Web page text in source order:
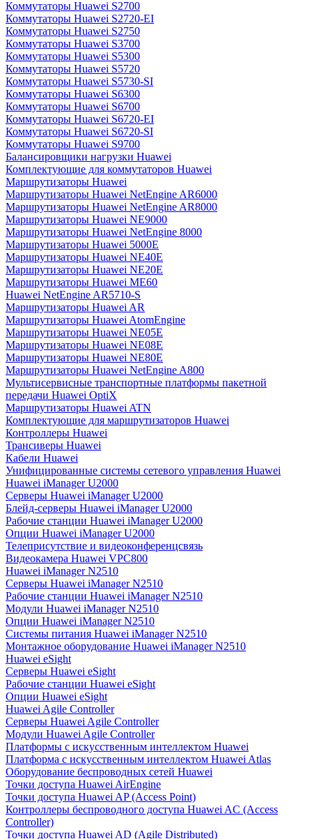
Коммутаторы Huawei S2700
Коммутаторы Huawei S2720-EI
Коммутаторы Huawei S2750
Коммутаторы Huawei S3700
Коммутаторы Huawei S5300
Коммутаторы Huawei S5720
Коммутаторы Huawei S5730-SI
Коммутаторы Huawei S6300
Коммутаторы Huawei S6700
Коммутаторы Huawei S6720-EI
Коммутаторы Huawei S6720-SI
Коммутаторы Huawei S9700
Балансировщики нагрузки Huawei
Комплектующие для коммутаторов Huawei
Маршрутизаторы Huawei
Маршрутизаторы Huawei NetEngine AR6000
Маршрутизаторы Huawei NetEngine AR8000
Маршрутизаторы Huawei NE9000
Маршрутизаторы Huawei NetEngine 8000
Маршрутизаторы Huawei 5000E
Маршрутизаторы Huawei NE40E
Маршрутизаторы Huawei NE20E
Маршрутизаторы Huawei ME60
Huawei NetEngine AR5710-S
Маршрутизаторы Huawei AR
Маршрутизаторы Huawei AtomEngine
Маршрутизаторы Huawei NE05E
Маршрутизаторы Huawei NE08E
Маршрутизаторы Huawei NE80E
Маршрутизаторы Huawei NetEngine A800
Мультисервисные транспортные платформы пакетной
передачи Huawei OptiX
Маршрутизаторы Huawei ATN
Комплектующие для маршрутизаторов Huawei
Контроллеры Huawei
Трансиверы Huawei
Кабели Huawei
Унифицированные системы сетевого управления Huawei
Huawei iManager U2000
Серверы Huawei iManager U2000
Блейд-серверы Huawei iManager U2000
Рабочие станции Huawei iManager U2000
Опции Huawei iManager U2000
Телеприсутствие и видеоконференцсвязь
Видеокамера Huawei VPC800
Huawei iManager N2510
Серверы Huawei iManager N2510
Рабочие станции Huawei iManager N2510
Модули Huawei iManager N2510
Опции Huawei iManager N2510
Системы питания Huawei iManager N2510
Монтажное оборудование Huawei iManager N2510
Huawei eSight
Серверы Huawei eSight
Рабочие станции Huawei eSight
Опции Huawei eSight
Huawei Agile Controller
Серверы Huawei Agile Controller
Модули Huawei Agile Controller
Платформы с искусственным интеллектом Huawei
Платформа с искусственным интеллектом Huawei Atlas
Оборудование беспроводных сетей Huawei
Точки доступа Huawei AirEngine
Точки доступа Huawei AP (Access Point)
Контроллеры беспроводного доступа Huawei AC (Access
Controller)
Точки доступа Huawei AD (Agile Distributed)